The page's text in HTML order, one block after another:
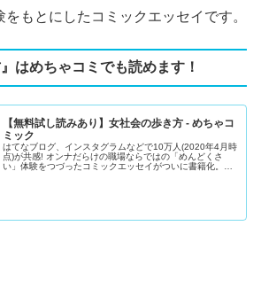
もとにしたコミックエッセイです。
はめちゃコミでも読めます！
【無料試し読みあり】女社会の歩き方 - めちゃコ
ミック
はてなブログ、インスタグラムなどで10万人(2020年4月時
点)が共感! オンナだらけの職場ならではの「めんどくさ
い」体験をつづったコミックエッセイがついに書籍化。子